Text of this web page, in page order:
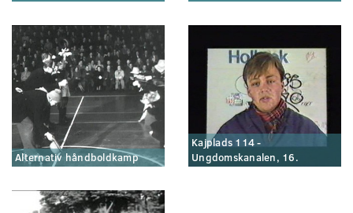
Alternativ håndboldkamp
Kajplads 114 -
Ungdomskanalen, 16.